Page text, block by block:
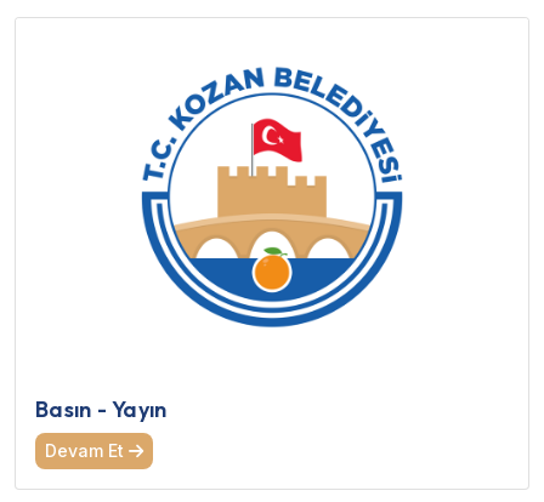
Basın - Yayın
Devam Et